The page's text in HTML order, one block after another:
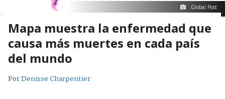
Global Post
Mapa muestra la enfermedad que
causa más muertes en cada país
del mundo
PorDenisse Charpentier